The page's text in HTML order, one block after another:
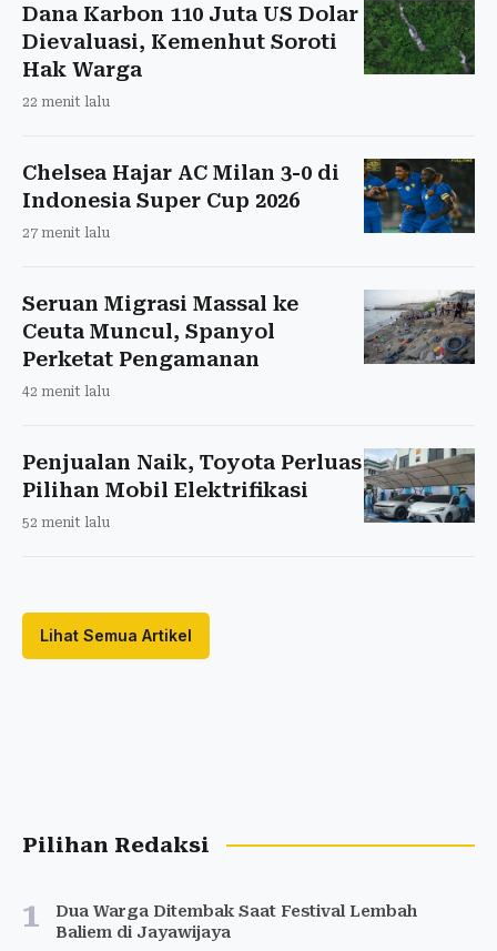
Dana Karbon 110 Juta US Dolar
Dievaluasi, Kemenhut Soroti
Hak Warga
22 menit lalu
Chelsea Hajar AC Milan 3-0 di
Indonesia Super Cup 2026
27 menit lalu
Seruan Migrasi Massal ke
Ceuta Muncul, Spanyol
Perketat Pengamanan
42 menit lalu
Penjualan Naik, Toyota Perluas
Pilihan Mobil Elektrifikasi
52 menit lalu
Lihat Semua Artikel
Pilihan Redaksi
1
Dua Warga Ditembak Saat Festival Lembah
Baliem di Jayawijaya